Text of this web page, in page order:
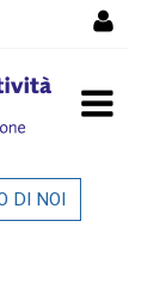
-
DI NOI